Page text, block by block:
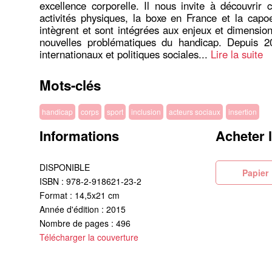
excellence corporelle. Il nous invite à découvrir
activités physiques, la boxe en France et la
intègrent et sont intégrées aux enjeux et
nouvelles problématiques du handicap. Depuis
internationaux et politiques sociales... Lire la suite
Mots-clés
handicap corps sport inclusion acteurs sociaux insertion
Informations
DISPONIBLE
ISBN : 978-2-918621-23-2
Format : 14,5x21 cm
Année d'édition : 2015
Nombre de pages : 496
Télécharger la couverture
Acheter